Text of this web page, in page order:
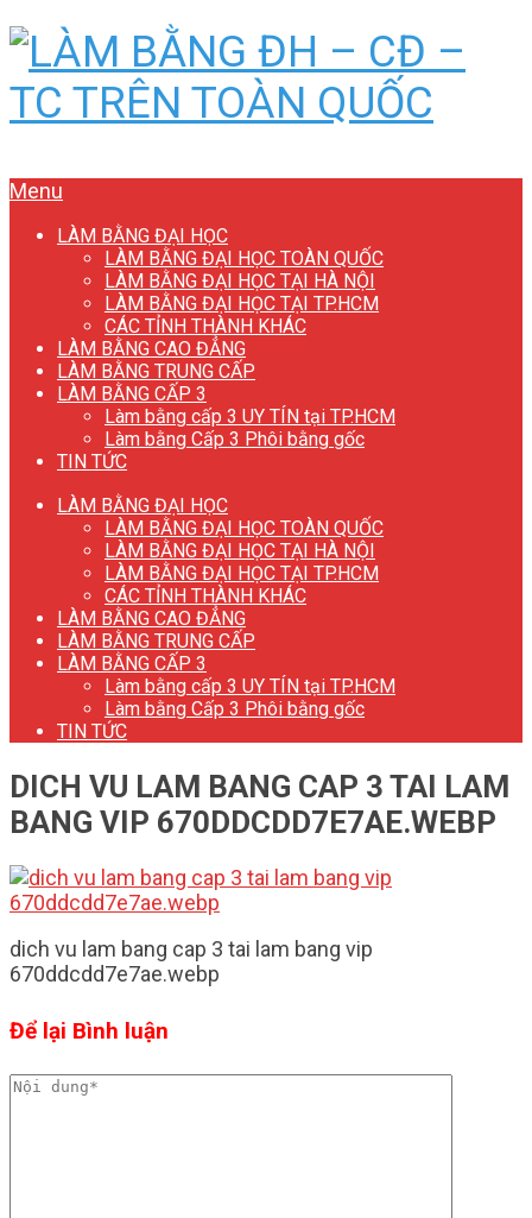
Menu
LÀM BẰNG ĐẠI HỌC
LÀM BẰNG ĐẠI HỌC TOÀN QUỐC
LÀM BẰNG ĐẠI HỌC TẠI HÀ NỘI
LÀM BẰNG ĐẠI HỌC TẠI TP.HCM
CÁC TỈNH THÀNH KHÁC
LÀM BẰNG CAO ĐẲNG
LÀM BẰNG TRUNG CẤP
LÀM BẰNG CẤP 3
Làm bằng cấp 3 UY TÍN tại TP.HCM
Làm bằng Cấp 3 Phôi bằng gốc
TIN TỨC
LÀM BẰNG ĐẠI HỌC
LÀM BẰNG ĐẠI HỌC TOÀN QUỐC
LÀM BẰNG ĐẠI HỌC TẠI HÀ NỘI
LÀM BẰNG ĐẠI HỌC TẠI TP.HCM
CÁC TỈNH THÀNH KHÁC
LÀM BẰNG CAO ĐẲNG
LÀM BẰNG TRUNG CẤP
LÀM BẰNG CẤP 3
Làm bằng cấp 3 UY TÍN tại TP.HCM
Làm bằng Cấp 3 Phôi bằng gốc
TIN TỨC
DICH VU LAM BANG CAP 3 TAI LAM
BANG VIP 670DDCDD7E7AE.WEBP
dich vu lam bang cap 3 tai lam bang vip
670ddcdd7e7ae.webp
Để lại Bình luận